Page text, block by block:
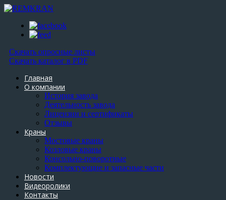
Скачать опросные листы
Скачать каталог в PDF
Главная
О компании
История завода
Деятельность завода
Лицензии и сертификаты
Отзывы
Краны
Мостовые краны
Козловые краны
Консольно-поворотные
Комплектующие и запасные части
Новости
Видеоролики
Контакты